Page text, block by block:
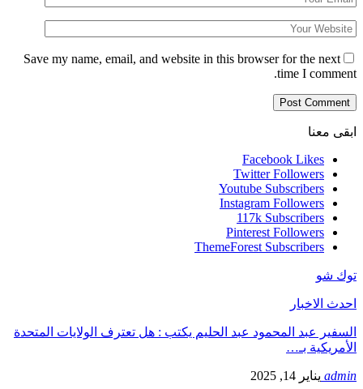
Save my name, email, and website in this browser for the next
time I comment.
ابقى معنا
Facebook Likes
Twitter Followers
Youtube Subscribers
Instagram Followers
117k Subscribers
Pinterest Followers
ThemeForest Subscribers
توك شو
احدث الاخبار
السفير عبد المحمود عبد الحليم يكتب : هل تعترف الولايات المتحدة
الأمريكية بـ…
admin يناير 14, 2025